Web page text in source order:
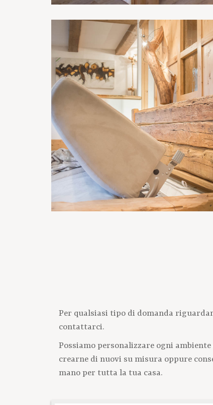
Per qualsiasi tipo di domanda
contattarci.
Possiamo personalizzare ogni
crearne di nuovi su misura oppure
mano per tutta la tua casa.